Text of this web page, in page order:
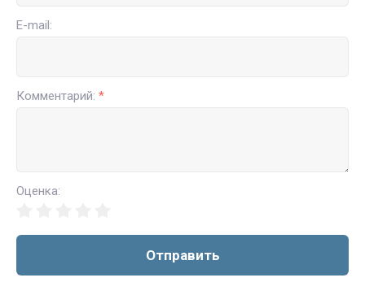
E-mail:
Комментарий: *
Оценка:
Отправить